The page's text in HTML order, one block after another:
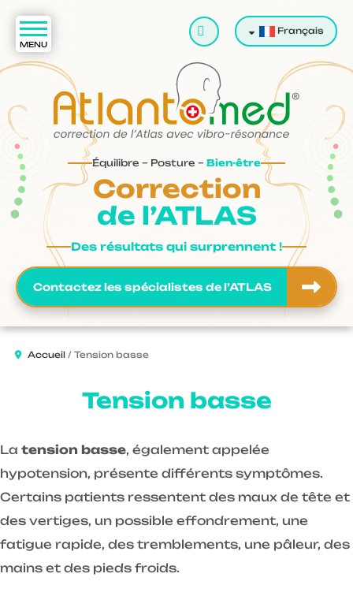
Équilibre – Posture – Bien-être
Correction
de l’ATLAS
Des résultats qui surprennent !
Contactez les spécialistes de l’ATLAS
Valider Français
Accueil Tension basse
Tension basse
La tension basse, également appelée
hypotension, présente différents symptômes.
Certains patients ressentent des maux de tête et
des vertiges, un possible effondrement, une
fatigue rapide, des tremblements, une pâleur, des
mains et des pieds froids.